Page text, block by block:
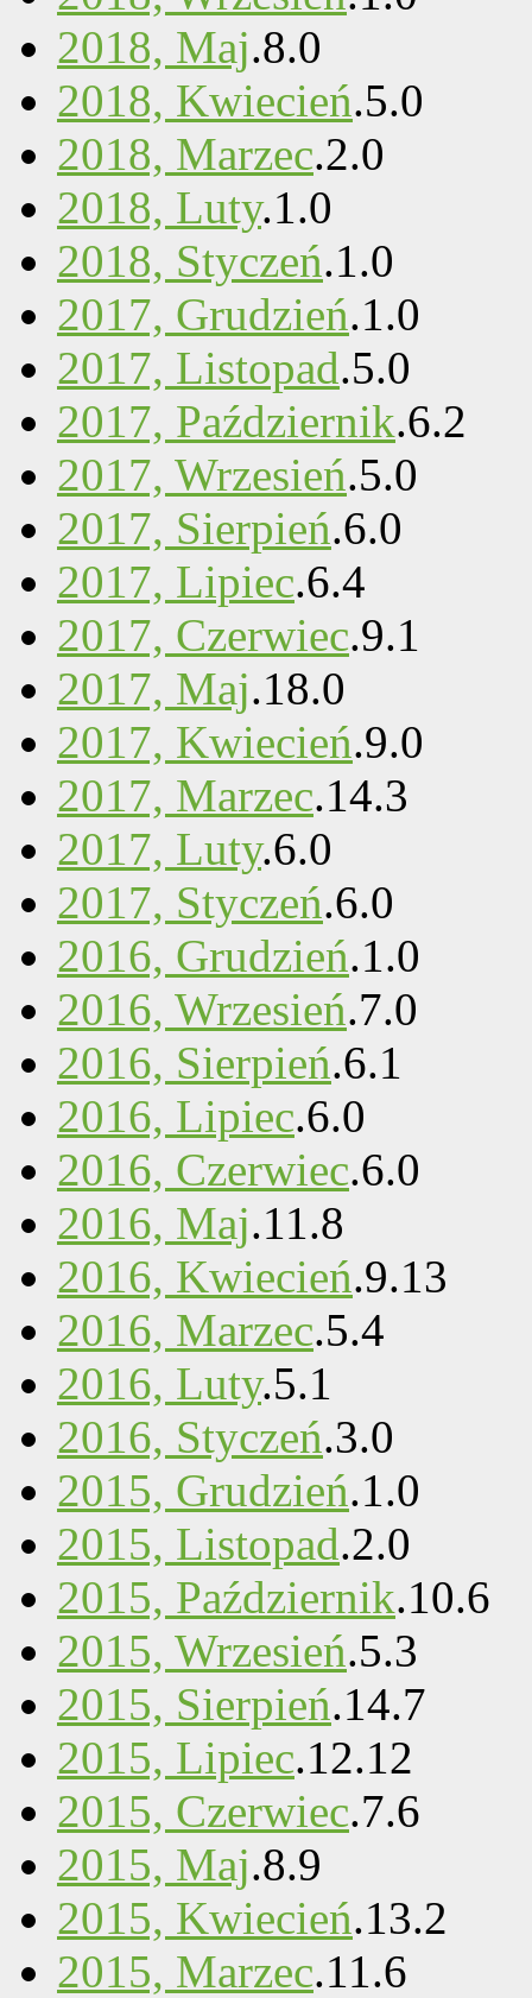
2018, Maj.8.0
2018, Kwiecień.5.0
2018, Marzec.2.0
2018, Luty.1.0
2018, Styczeń.1.0
2017, Grudzień.1.0
2017, Listopad.5.0
2017, Październik.6.2
2017, Wrzesień.5.0
2017, Sierpień.6.0
2017, Lipiec.6.4
2017, Czerwiec.9.1
2017, Maj.18.0
2017, Kwiecień.9.0
2017, Marzec.14.3
2017, Luty.6.0
2017, Styczeń.6.0
2016, Grudzień.1.0
2016, Wrzesień.7.0
2016, Sierpień.6.1
2016, Lipiec.6.0
2016, Czerwiec.6.0
2016, Maj.11.8
2016, Kwiecień.9.13
2016, Marzec.5.4
2016, Luty.5.1
2016, Styczeń.3.0
2015, Grudzień.1.0
2015, Listopad.2.0
2015, Październik.10.6
2015, Wrzesień.5.3
2015, Sierpień.14.7
2015, Lipiec.12.12
2015, Czerwiec.7.6
2015, Maj.8.9
2015, Kwiecień.13.2
2015, Marzec.11.6